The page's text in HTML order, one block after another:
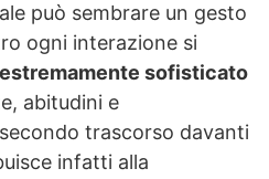
può sembrare un gesto
ogni interazione si
sofisticato
abitudini e
trascorso davanti
infatti alla